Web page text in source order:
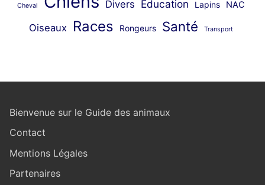
Cheval Divers Education Lapins NAC
Oiseaux Races Rongeurs Santé Transport
Bienvenue sur le Guide des animaux
Contact
Mentions Légales
Partenaires